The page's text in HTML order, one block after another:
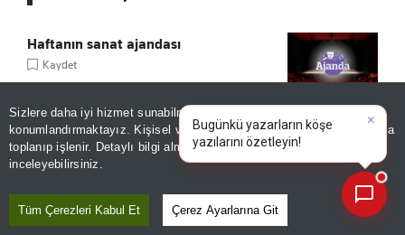
Sizlere daha iyi hizmet sunabilmek adına sitemizde
konumlandırmaktayız. Kişisel verileriniz, KVKK ve GDPR kapsamında
toplanıp işlenir. Detaylı bilgi almak içinAydınlatma Metnimizi
inceleyebilirsiniz.
Tüm Çerezleri Kabul Et Çerez Ayarlarına Git
Haftanın sanat ajandası
Kaydet
Tarihî kitaplar dijital ortama taşınacak!
Kaydet
×
Bugünkü yazarların köşe
yazılarını |